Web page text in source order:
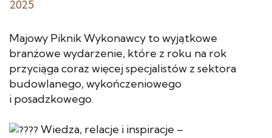
Majowy Piknik Wykonawcy to wyjątkowe
branżowe wydarzenie, które z roku na rok
przyciąga coraz więcej specjalistów z sektora
budowlanego, wykończeniowego
i posadzkowego.
Wiedza, relacje i inspiracje –